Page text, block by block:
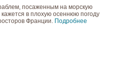
посаженным на морскую
в плохую осеннюю погоду
Франции. Подробнее